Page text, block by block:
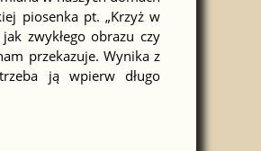
piosenka pt. „Krzyż w
zwykłego obrazu czy
przekazuje. Wynika z
ją wpierw długo